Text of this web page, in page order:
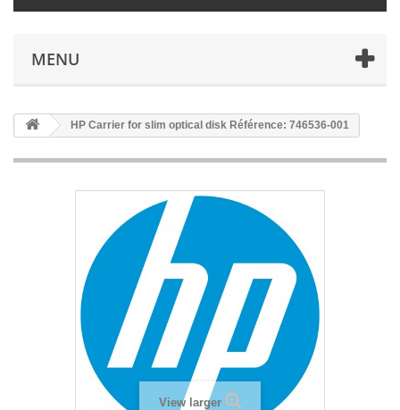
MENU
HP Carrier for slim optical disk Référence: 746536-001
View larger